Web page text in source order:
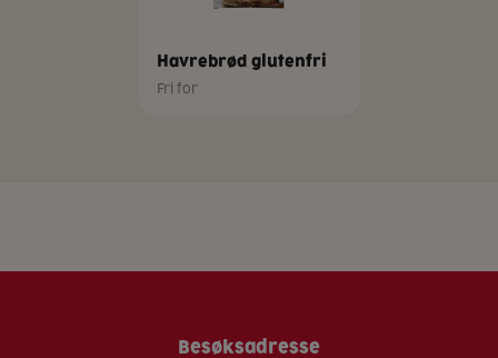
Havrebrød glutenfri
Fri for
Besøksadresse